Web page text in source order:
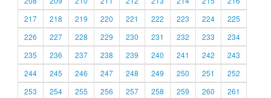
217
218 219 220 221 222 223 224
225
226
227 228 229 230 231 232 233
234
235
236 237 238 239 240 241 242
243
244
245 246 247 248 249 250 251
252
253
254 255 256 257 258 259 260 261